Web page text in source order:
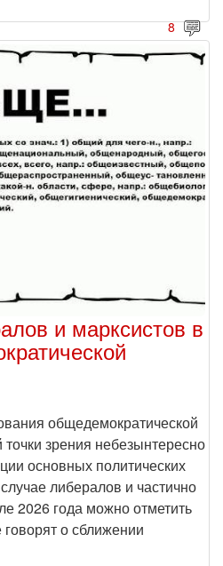
8
и марксистов в
общедемократической
точки зрения небезынтересно
основных политических
либералов и частично
2026 года можно отметить
о сближении